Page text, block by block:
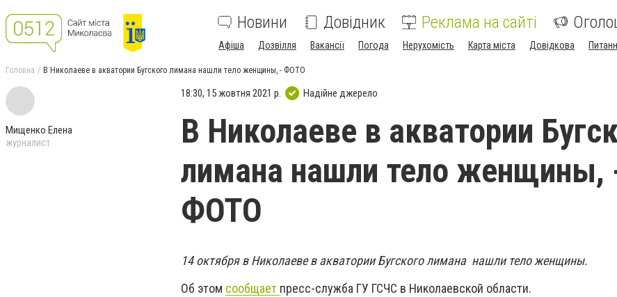
Новини Довідник Реклама на сайті
Афіша Дозвілля Вакансії Погода Нерухомість Карта міста Довідкова
Головна В Николаеве в акватории Бугского лимана нашли тело женщины, - ФОТО
Мищенко Елена
журналист
18:30, 15 жовтня 2021 р. Надійне джерело
В Николаеве в акватории
лимана нашли тело женщины,
ФОТО
14 октября в Николаеве в акватории Бугского лимана нашли тело женщины.
Об этом сообщает пресс-служба ГУ ГСЧС в Николаевской области.